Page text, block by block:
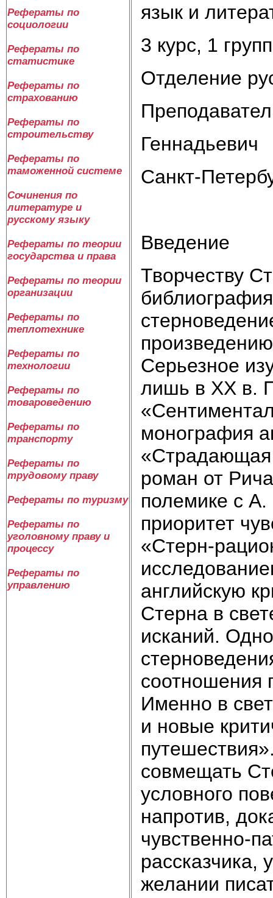
Рефераты по
социологии
Рефераты по
статистике
Рефераты по
страхованию
Рефераты по
строительству
Рефераты по
таможенной системе
Сочинения по
литературе и
русскому языку
Рефераты по теории
государства и права
Рефераты по теории
организации
Рефераты по
теплотехнике
Рефераты по
технологии
Рефераты по
товароведению
Рефераты по
транспорту
Рефераты по
трудовому праву
Рефераты по туризму
Рефераты по
уголовному праву и
процессу
Рефераты по
управлению
язык и
3 курс, 1
Отделение
Геннадьевич
Санкт-
Введение
Творчеству
Серьезное
лишь в ХХ в.
монография
«Страдающая
роман от
полемике с
приоритет
«Стерн-
английскую
Стерна в
исканий.
соотношения
Именно в
и новые
совмещать
условного
напротив,
чувственно-
рассказчика,
желании